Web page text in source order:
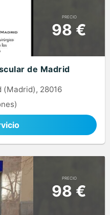
PRECIO
98 €
de Madrid
(Madrid), 28016
PRECIO
98 €